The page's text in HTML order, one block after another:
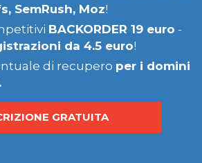
SemRush, Moz!
BACKORDER 19 euro -
da 4.5 euro!
di recupero per i domini
GRATUITA